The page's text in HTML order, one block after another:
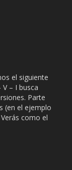
el siguiente
– I busca
Parte
(en el ejemplo
como el